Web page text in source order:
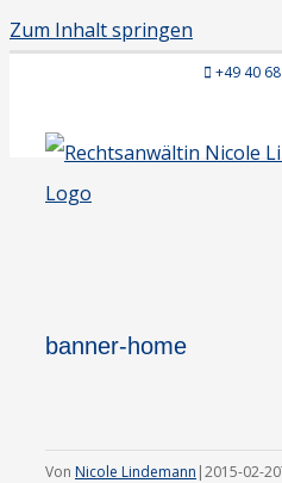
Zum Inhalt springen
+49 40
banner-home
Von Nicole Lindemann |2015-02-